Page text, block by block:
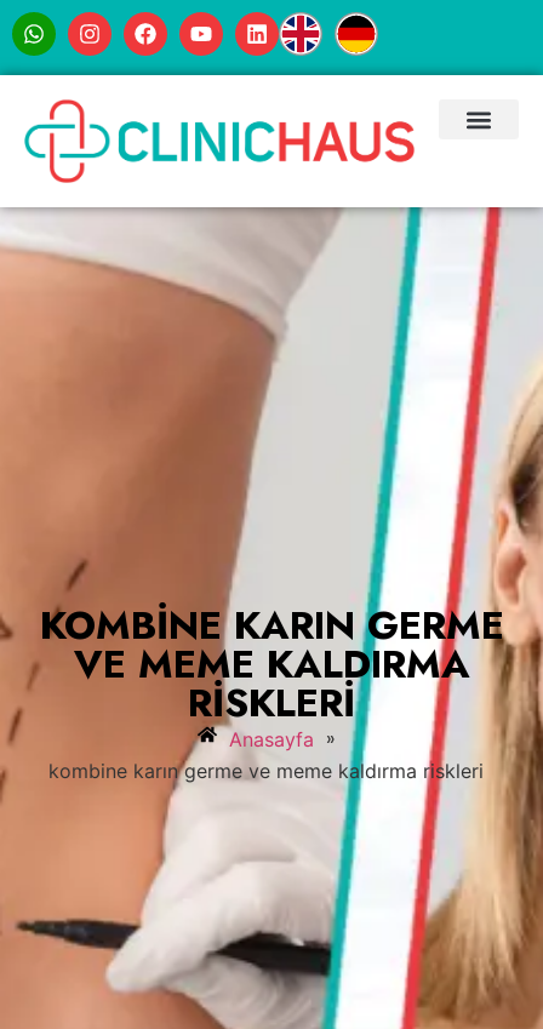
KOMBINE KARIN GERME
VE MEME KALDIRMA
RISKLERI
Anasayfa »
kombine karın germe ve meme kaldırma riskleri